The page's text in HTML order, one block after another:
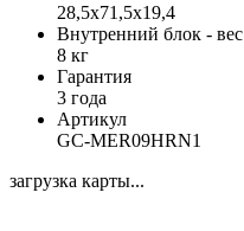
28,5х71,5x19,4
Внутренний блок - вес
8 кг
Гарантия
3 года
Артикул
GC-MER09HRN1
загрузка карты...